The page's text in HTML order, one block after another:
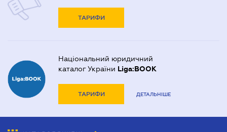
ТАРИФИ
Національний юридичний
каталог України Liga:BOOK
ТАРИФИ ДЕТАЛЬНІШЕ